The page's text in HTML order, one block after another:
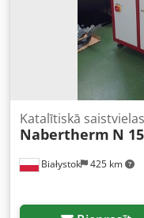
Białystok 425 km
Katalītiskā
Nabertherm N